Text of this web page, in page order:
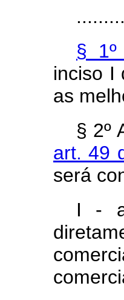
§ 1º
inciso I
as
§ 2º
art. 49
será
I -